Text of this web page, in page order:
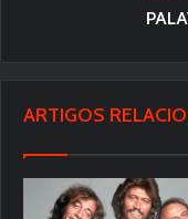
ARTIGOS